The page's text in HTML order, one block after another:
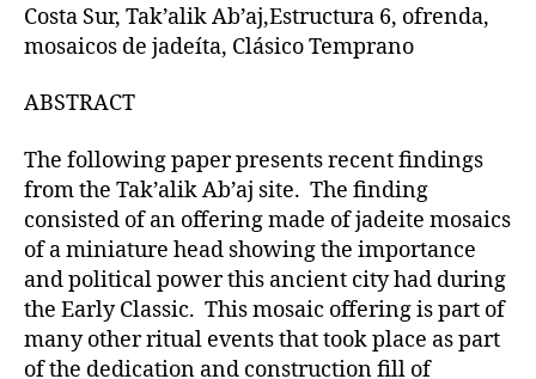
Costa Sur, Tak’alik Ab’aj,Estructura 6, ofrenda,
mosaicos de jadeíta, Clásico Temprano
ABSTRACT
The following paper presents recent findings
from the Tak’alik Ab’aj site. The finding
consisted of an offering made of jadeite mosaics
of a miniature head showing the importance
and political power this ancient city had during
the Early Classic. This mosaic offering is part of
many other ritual events that took place as part
of the dedication and construction fill of